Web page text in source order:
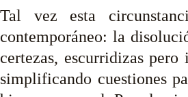
Tal vez esta
contemporáneo: la
certezas, escurridizas
simplificando cuestiones